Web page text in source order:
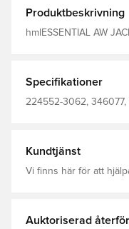
Produktbeskrivning
hmlESSENTIAL AW
förebygga skav och
vind. BEECOOL®-
under träningen och
Specifikationer
224552-3062, 346077,
Kundtjänst
Vi finns här för att
Auktoriserad